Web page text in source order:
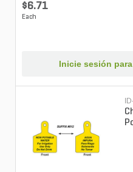
$6.71
Each
Inicie sesión